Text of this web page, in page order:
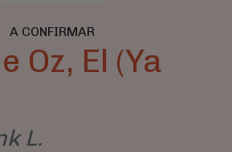
A CONFIRMAR
Oz, El (Ya
L.